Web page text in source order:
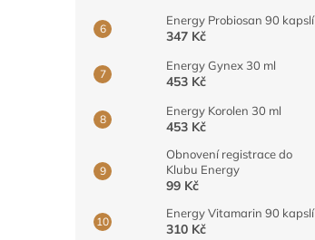
Energy Probiosan 90 kapslí
347 Kč
Energy Gynex 30 ml
453 Kč
Energy Korolen 30 ml
453 Kč
Obnovení registrace do
Klubu Energy
99 Kč
Energy Vitamarin 90 kapslí
310 Kč